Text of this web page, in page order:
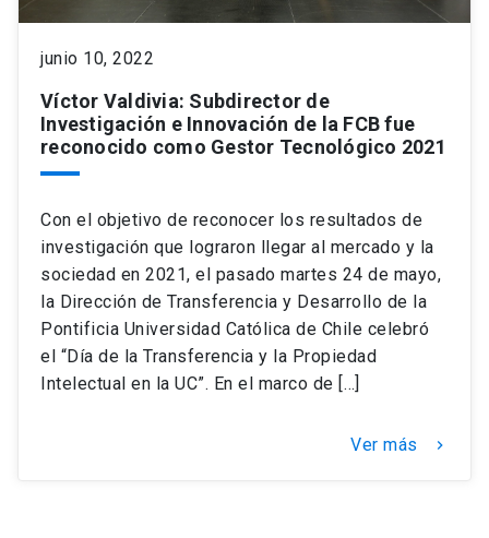
Académicos
Consejo de Facultad
Secretaría Académica
Documentos FCB
Dirección Investigación
Grupos de Investigación
Institutos y Centros
FCB en el Territorio
Redes Internacionales
Estudiantes
Pregrado
Postgrado
Centro de Estudiantes
Publicaciones
Contacto
junio 10, 2022
Víctor Valdivia: Subdirector de
Investigación e Innovación de la FCB fue
reconocido como Gestor Tecnológico 2021
Con el objetivo de reconocer los resultados de
investigación que lograron llegar al mercado y la
sociedad en 2021, el pasado martes 24 de mayo,
la Dirección de Transferencia y Desarrollo de la
Pontificia Universidad Católica de Chile celebró
el “Día de la Transferencia y la Propiedad
Intelectual en la UC”. En el marco de […]
Ver más keyboard_arrow_right